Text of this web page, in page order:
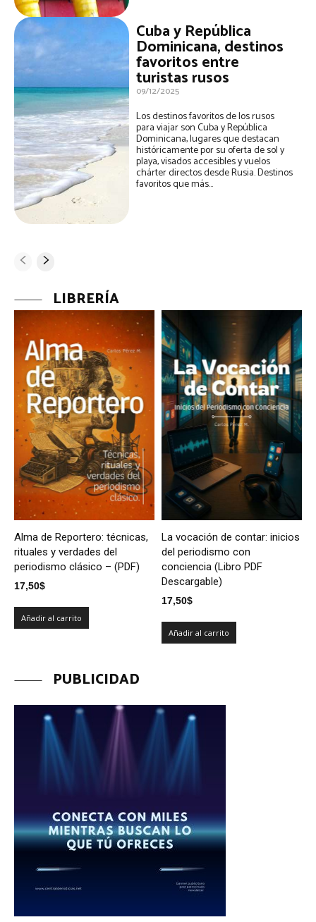
Cuba y República
Dominicana, destinos
favoritos entre
turistas rusos
09/12/2025
Los destinos favoritos de los rusos
para viajar son Cuba y República
Dominicana, lugares que destacan
históricamente por su oferta de sol y
playa, visados accesibles y vuelos
chárter directos desde Rusia. Destinos
favoritos que más...
LIBRERÍA
Alma de Reportero: técnicas,
rituales y verdades del
periodismo clásico – (PDF)
17,50$
Añadir al carrito
La vocación de contar: inicios
del periodismo con
conciencia (Libro PDF
Descargable)
17,50$
Añadir al carrito
PUBLICIDAD